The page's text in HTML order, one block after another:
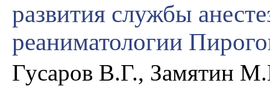
развития службы
реаниматологии
Гусаров В.Г., Замятин